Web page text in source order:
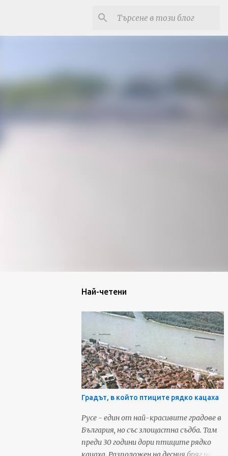
Най-четени
Градът, в който птиците рядко кацаха
Русе - един от най-красивите градове в
България, но със злощастна съдба. Там
преди 30 години дори птиците рядко